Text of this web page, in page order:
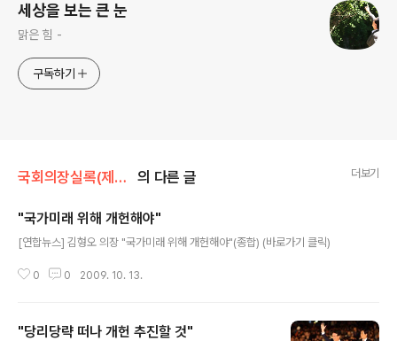
세상을 보는 큰 눈
맑은 힘 -
구독하기
국회의장실록(제도개선등)/제도개선 의 다른 글 더보기
"국가미래 위해 개헌해야"
[연합뉴스] 김형오 의장 "국가미래 위해 개헌해야"(종합) (바로가기 클릭)
0 0 2009. 10. 13.
"당리당략 떠나 개헌 추진할 것"